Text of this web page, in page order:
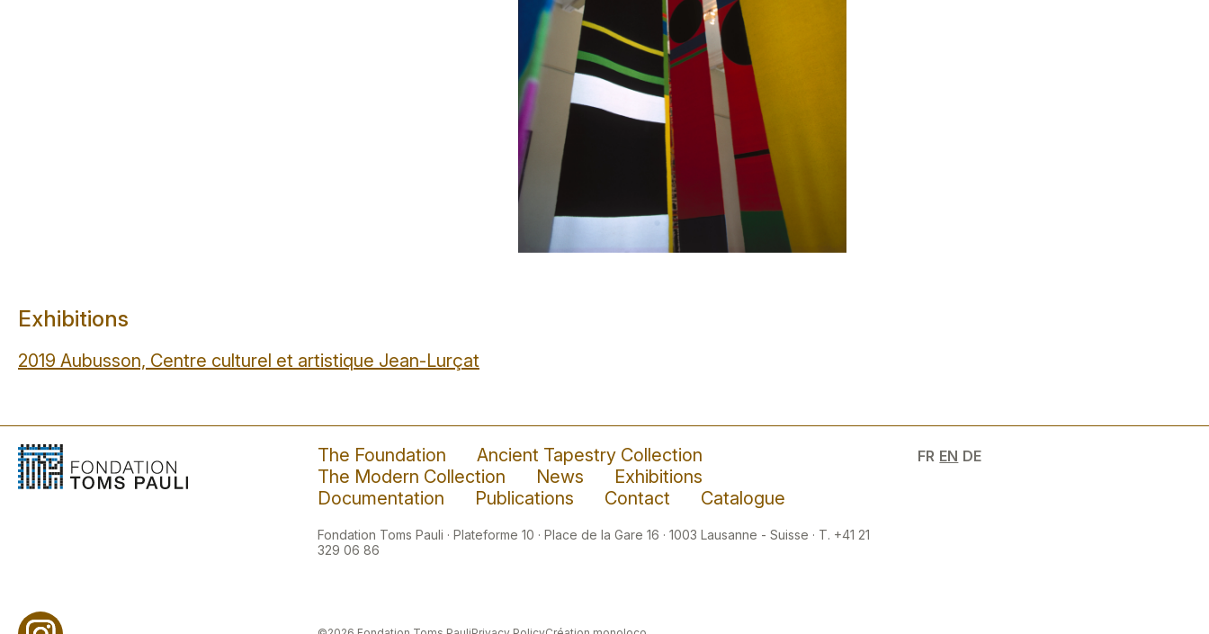
Exhibitions
2019 Aubusson, Centre culturel et artistique Jean-Lurçat
The Foundation
Ancient Tapestry Collection
The Modern Collection
News
Exhibitions
Documentation
Publications Contact Catalogue
Fondation Toms Pauli · Plateforme 10 · Place de la Gare 16 · 1003 Lausanne - Suisse · T. +41 21
329 06 86
FR EN DE